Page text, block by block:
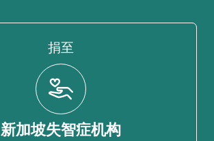
捐至
新加坡失智症机构